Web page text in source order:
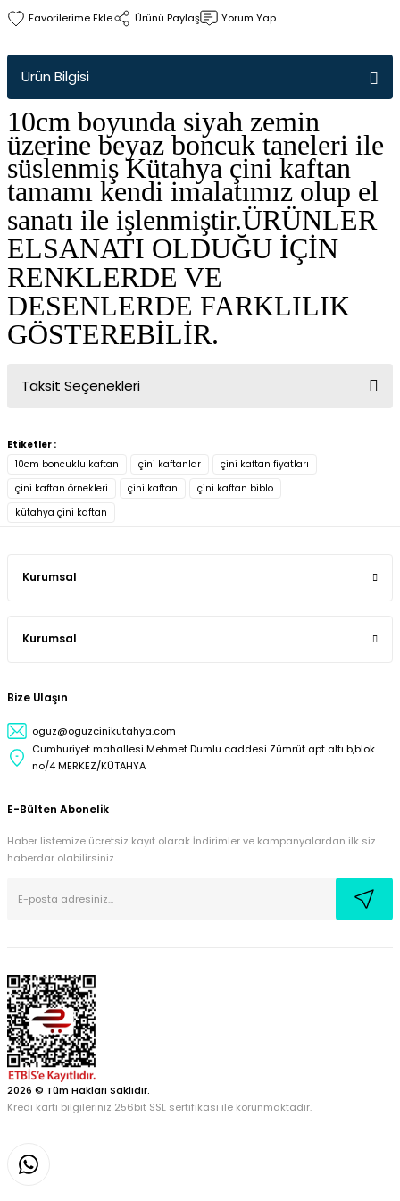
Ürünü Paylaş Yorum Yap
Ürün Bilgisi
10cm boyunda siyah zemin
üzerine beyaz boncuk taneleri ile
süslenmiş Kütahya çini kaftan
tamamı kendi imalatımız olup el
sanatı ile işlenmiştir.ÜRÜNLER
ELSANATI OLDUĞU İÇİN
RENKLERDE VE
DESENLERDE FARKLILIK
GÖSTEREBİLİR.
Taksit Seçenekleri
Etiketler :
10cm boncuklu kaftan
çini kaftanlar
çini kaftan fiyatları
çini kaftan örnekleri
çini kaftan
çini kaftan biblo
kütahya çini kaftan
Kurumsal
Kurumsal
Bize Ulaşın
oguz@oguzcinikutahya.com
Cumhuriyet mahallesi Mehmet Dumlu caddesi Zümrüt apt altı b,blok
no/4 MERKEZ/KÜTAHYA
E-Bülten Abonelik
Haber listemize ücretsiz kayıt olarak İndirimler ve kampanyalardan ilk siz
haberdar olabilirsiniz.
2026 © Tüm Hakları Saklıdır.
Kredi kartı bilgileriniz 256bit SSL sertifikası ile korunmaktadır.